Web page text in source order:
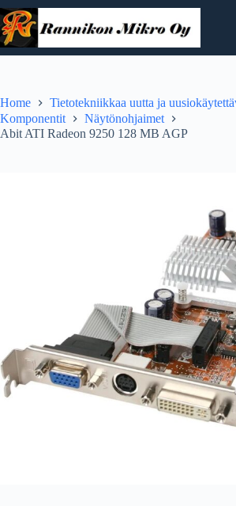
Skip
to
content
Home
Tietotekniikkaa uutta ja
Komponentit
Näytönohjaimet
Abit ATI Radeon 9250 128 MB AGP